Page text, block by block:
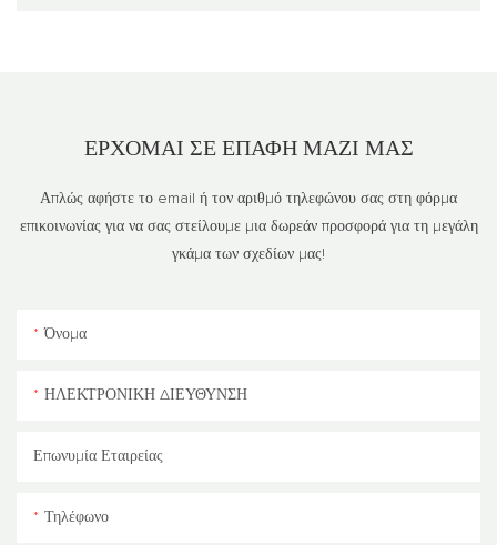
ΕΡΧΟΜΑΙ ΣΕ ΕΠΑΦΉ ΜΑΖΊ ΜΑΣ
Απλώς αφήστε το email ή τον αριθμό τηλεφώνου σας στη φόρμα
επικοινωνίας για να σας στείλουμε μια δωρεάν προσφορά για τη μεγάλη
γκάμα των σχεδίων μας!
Όνομα
ΗΛΕΚΤΡΟΝΙΚΗ ΔΙΕΥΘΥΝΣΗ
Επωνυμία Εταιρείας
Τηλέφωνο